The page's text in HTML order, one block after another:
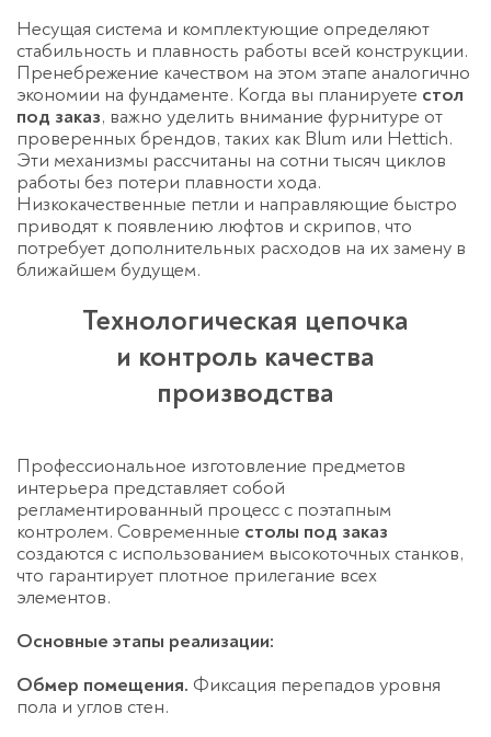
Несущая система и комплектующие определяют
стабильность и плавность работы всей конструкции.
Пренебрежение качеством на этом этапе аналогично
экономии на фундаменте. Когда вы планируете стол
под заказ, важно уделить внимание фурнитуре от
проверенных брендов, таких как Blum или Hettich.
Эти механизмы рассчитаны на сотни тысяч циклов
работы без потери плавности хода.
Низкокачественные петли и направляющие быстро
приводят к появлению люфтов и скрипов, что
потребует дополнительных расходов на их замену в
ближайшем будущем.
Технологическая цепочка
и контроль качества
производства
Профессиональное изготовление предметов
интерьера представляет собой
регламентированный процесс с поэтапным
контролем. Современные столы под заказ
создаются с использованием высокоточных станков,
что гарантирует плотное прилегание всех
элементов.
Основные этапы реализации:
Обмер помещения. Фиксация перепадов уровня
пола и углов стен.